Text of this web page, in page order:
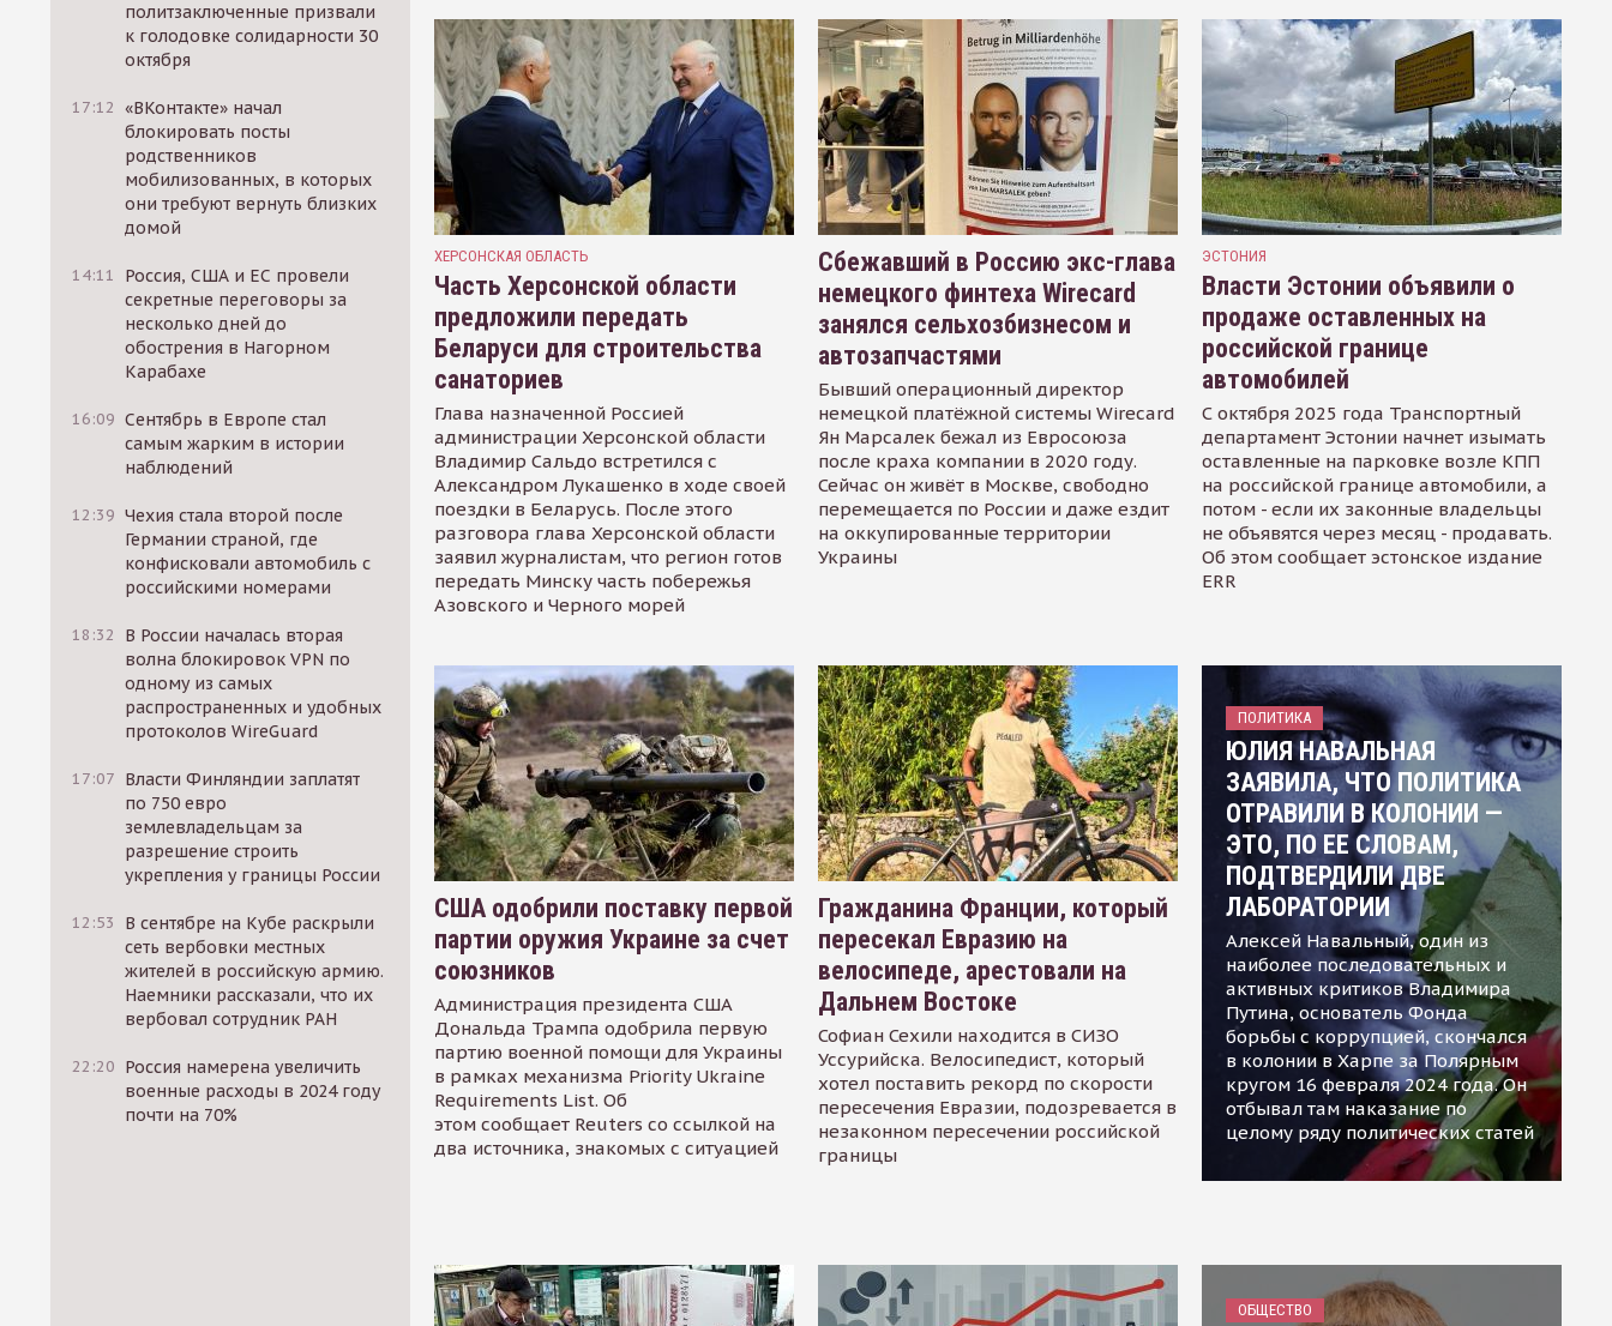
политзаключенные призвали
к голодовке солидарности 30
октября
17:12 «ВКонтакте» начал
блокировать посты
родственников
мобилизованных, в которых
они требуют вернуть близких
домой
14:11
Россия, США и ЕС провели
секретные переговоры за
несколько дней до
обострения в Нагорном
Карабахе
16:09 Сентябрь в Европе стал
самым жарким в истории
наблюдений
12:39 Чехия стала второй после
Германии страной, где
конфисковали автомобиль с
российскими номерами
18:32
В России началась вторая
волна блокировок VPN по
одному из самых
распространенных и удобных
протоколов WireGuard
17:07 Власти Финляндии заплатят
по 750 евро
землевладельцам за
разрешение строить
укрепления у границы России
12:53
В сентябре на Кубе раскрыли
сеть вербовки местных
жителей в российскую армию.
Наемники рассказали, что их
вербовал сотрудник РАН
22:20 Россия намерена увеличить
военные расходы в 2024 году
почти на 70%
ХЕРСОНСКАЯ ОБЛАСТЬ
Часть Херсонской области
предложили передать
Беларуси для строительства
санаториев
Глава назначенной Россией
администрации Херсонской области
Владимир Сальдо встретился с
Александром Лукашенко в ходе своей
поездки в Беларусь. После этого
разговора глава Херсонской области
заявил журналистам, что регион готов
передать Минску часть побережья
Азовского и Черного морей
Сбежавший в Россию экс-глава
немецкого финтеха Wirecard
занялся сельхозбизнесом и
автозапчастями
Бывший операционный директор
немецкой платёжной системы Wirecard
Ян Марсалек бежал из Евросоюза
после краха компании в 2020 году.
Сейчас он живёт в Москве, свободно
перемещается по России и даже ездит
на оккупированные территории
Украины
ЭСТОНИЯ
Власти Эстонии объявили о
продаже оставленных на
российской границе
автомобилей
С октября 2025 года Транспортный
департамент Эстонии начнет изымать
оставленные на парковке возле КПП
на российской границе автомобили, а
потом - если их законные владельцы
не объявятся через месяц - продавать.
Об этом сообщает эстонское издание
ERR
США одобрили поставку первой
партии оружия Украине за счет
союзников
Администрация президента США
Дональда Трампа одобрила первую
партию военной помощи для Украины
в рамках механизма Priority Ukraine
Requirements List. Об
этом сообщает Reuters со ссылкой на
два источника, знакомых с ситуацией
Гражданина Франции, который
пересекал Евразию на
велосипеде, арестовали на
Дальнем Востоке
Софиан Сехили находится в СИЗО
Уссурийска. Велосипедист, который
хотел поставить рекорд по скорости
пересечения Евразии, подозревается в
незаконном пересечении российской
границы
ПОЛИТИКА
ЮЛИЯ НАВАЛЬНАЯ
ЗАЯВИЛА, ЧТО ПОЛИТИКА
ОТРАВИЛИ В КОЛОНИИ —
ЭТО, ПО ЕЕ СЛОВАМ,
ПОДТВЕРДИЛИ ДВЕ
ЛАБОРАТОРИИ
Алексей Навальный, один из
наиболее последовательных и
активных критиков Владимира
Путина, основатель Фонда
борьбы с коррупцией, скончался
в колонии в Харпе за Полярным
кругом 16 февраля 2024 года. Он
отбывал там наказание по
целому ряду политических статей
ОБЩЕСТВО